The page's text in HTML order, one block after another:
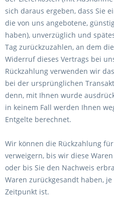
sich daraus ergeben, dass Sie
die von uns angebotene,
haben), unverzüglich und
Tag zurückzuzahlen, an dem
Widerruf dieses Vertrags bei
Rückzahlung verwenden wir
bei der ursprünglichen
denn, mit Ihnen wurde
in keinem Fall werden Ihnen
Entgelte berechnet.
Wir können die Rückzahlung
verweigern, bis wir diese
oder bis Sie den Nachweis
Waren zurückgesandt haben,
Zeitpunkt ist.